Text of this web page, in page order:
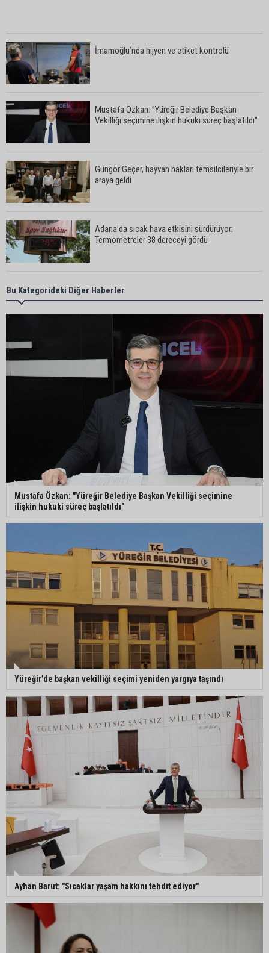
İmamoğlu’nda hijyen ve etiket kontrolü
Mustafa Özkan: "Yüreğir Belediye Başkan
Vekilliği seçimine ilişkin hukuki süreç başlatıldı"
Güngör Geçer, hayvan hakları temsilcileriyle bir
araya geldi
Adana’da sıcak hava etkisini sürdürüyor:
Termometreler 38 dereceyi gördü
Yüreğir’de başkan vekilliği seçimi yeniden yargıya
taşındı
Adanalı sanatçıdan üzücü haber: Konserlerine
ara verdi
Büyükşehirden üreticiye 168 adet süt sağım
makinesi
Ayhan Barut: "Sıcaklar yaşam hakkını tehdit
ASKİ'den Bakımyurdu Caddesi'nde içme suyu
Müzeyyen Şevkin: "Yolcu garantisi verilen
havalimanında 100 emekçi neden işten
çıkarılıyor?"
Bu Kategorideki Diğer Haberler
Mustafa Özkan: "Yüreğir Belediye Başkan Vekilliği seçimine
ilişkin hukuki süreç başlatıldı"
Yüreğir’de başkan vekilliği seçimi yeniden yargıya taşındı
Ayhan Barut: "Sıcaklar yaşam hakkını tehdit ediyor"